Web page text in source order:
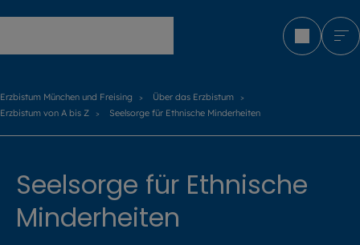
Erzbistum München und Freising
Über das Erzbistum
Erzbistum von A bis Z
Seelsorge für Ethnische Minderheiten
Seelsorge für Ethnische
Minderheiten